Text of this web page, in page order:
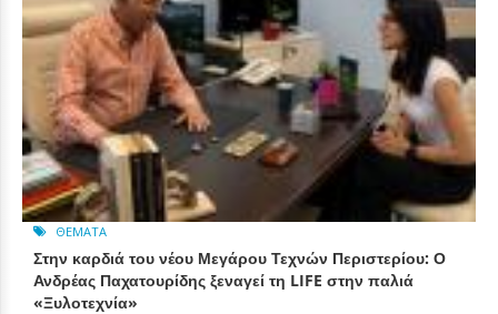
ΘΈΜΑΤΑ
Στην καρδιά του νέου Μεγάρου Τεχνών Περιστερίου: Ο
Ανδρέας Παχατουρίδης ξεναγεί τη LIFE στην παλιά
«Ξυλοτεχνία»